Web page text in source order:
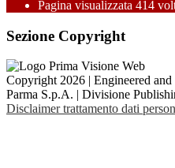
Pagina visualizzata 414
Sezione Copyright
Copyright 2026 | Engineered
Parma S.p.A. | Divisione
Disclaimer trattamento dati